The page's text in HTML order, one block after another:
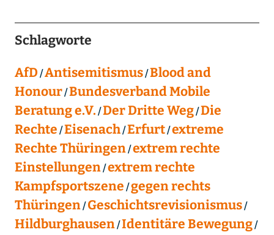
Schlagworte
AfD Antisemitismus Blood and
Honour Bundesverband Mobile
Beratung e.V. Der Dritte Weg Die
Rechte Eisenach Erfurt extreme
Rechte Thüringen extrem rechte
Einstellungen extrem rechte
Kampfsportszene gegen rechts
Thüringen Geschichtsrevisionismus
Hildburghausen Identitäre Bewegung